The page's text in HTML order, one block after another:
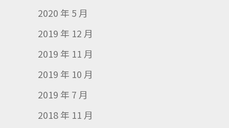
2020 年 5 月
2019 年 12 月
2019 年 11 月
2019 年 10 月
2019 年 7 月
2018 年 11 月